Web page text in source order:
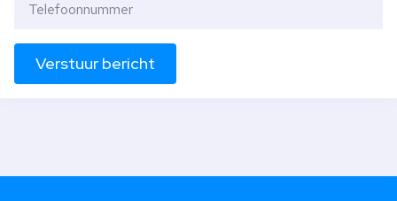
Verstuur bericht